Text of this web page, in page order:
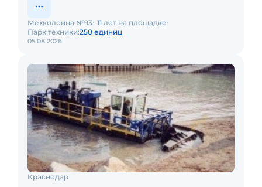
05.08.2026
Мехколонна №93 11 лет на площадке
Парк техники:250 единиц
Краснодар